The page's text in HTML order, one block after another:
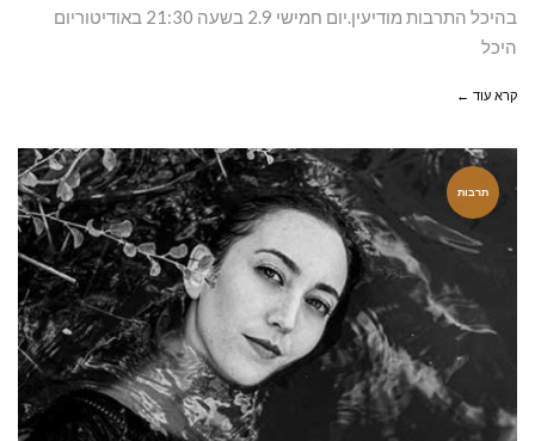
בהיכל התרבות מודיעין.יום חמישי 2.9 בשעה 21:30 באודיטוריום
היכל
קרא עוד ←
תרבות